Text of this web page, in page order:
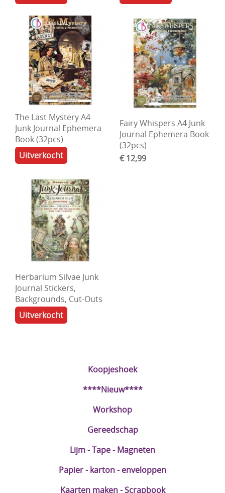
Koopjeshoek
****Nieuw****
Workshop
Gereedschap
Lijm - Tape - Magneten
Papier - karton - enveloppen
Kaarten maken - Scrapbook
The Last Mystery A4
Junk Journal Ephemera
Book (32pcs)
Uitverkocht
Fairy Whispers A4 Junk
Journal Ephemera Book
(32pcs)
€ 12,99
Herbarium Silvae Junk
Journal Stickers,
Backgrounds, Cut-Outs
Uitverkocht